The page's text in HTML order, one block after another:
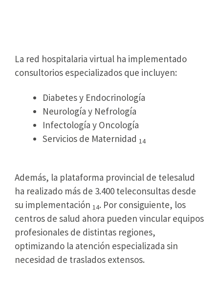
La red hospitalaria virtual ha implementado
consultorios especializados que incluyen:
Diabetes y Endocrinología
Neurología y Nefrología
Infectología y Oncología
Servicios de Maternidad 14
Además, la plataforma provincial de telesalud
ha realizado más de 3.400 teleconsultas desde
su implementación 14. Por consiguiente, los
centros de salud ahora pueden vincular equipos
profesionales de distintas regiones,
optimizando la atención especializada sin
necesidad de traslados extensos.